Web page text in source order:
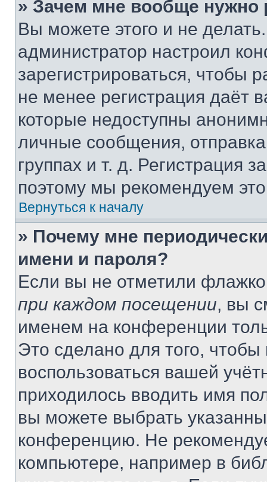
» Зачем мне вообще нужно
Вы можете этого и не
администратор настроил
зарегистрироваться, чтобы
не менее регистрация даёт
которые недоступны
личные сообщения,
группах и т. д. Регистрация
поэтому мы рекомендуем
Вернуться к началу
» Почему мне
имени и пароля?
Если вы не отметили
при каждом посещении, вы
именем на конференции
Это сделано для того, чтобы
воспользоваться вашей
приходилось вводить имя
вы можете выбрать
конференцию. Не
компьютере, например в